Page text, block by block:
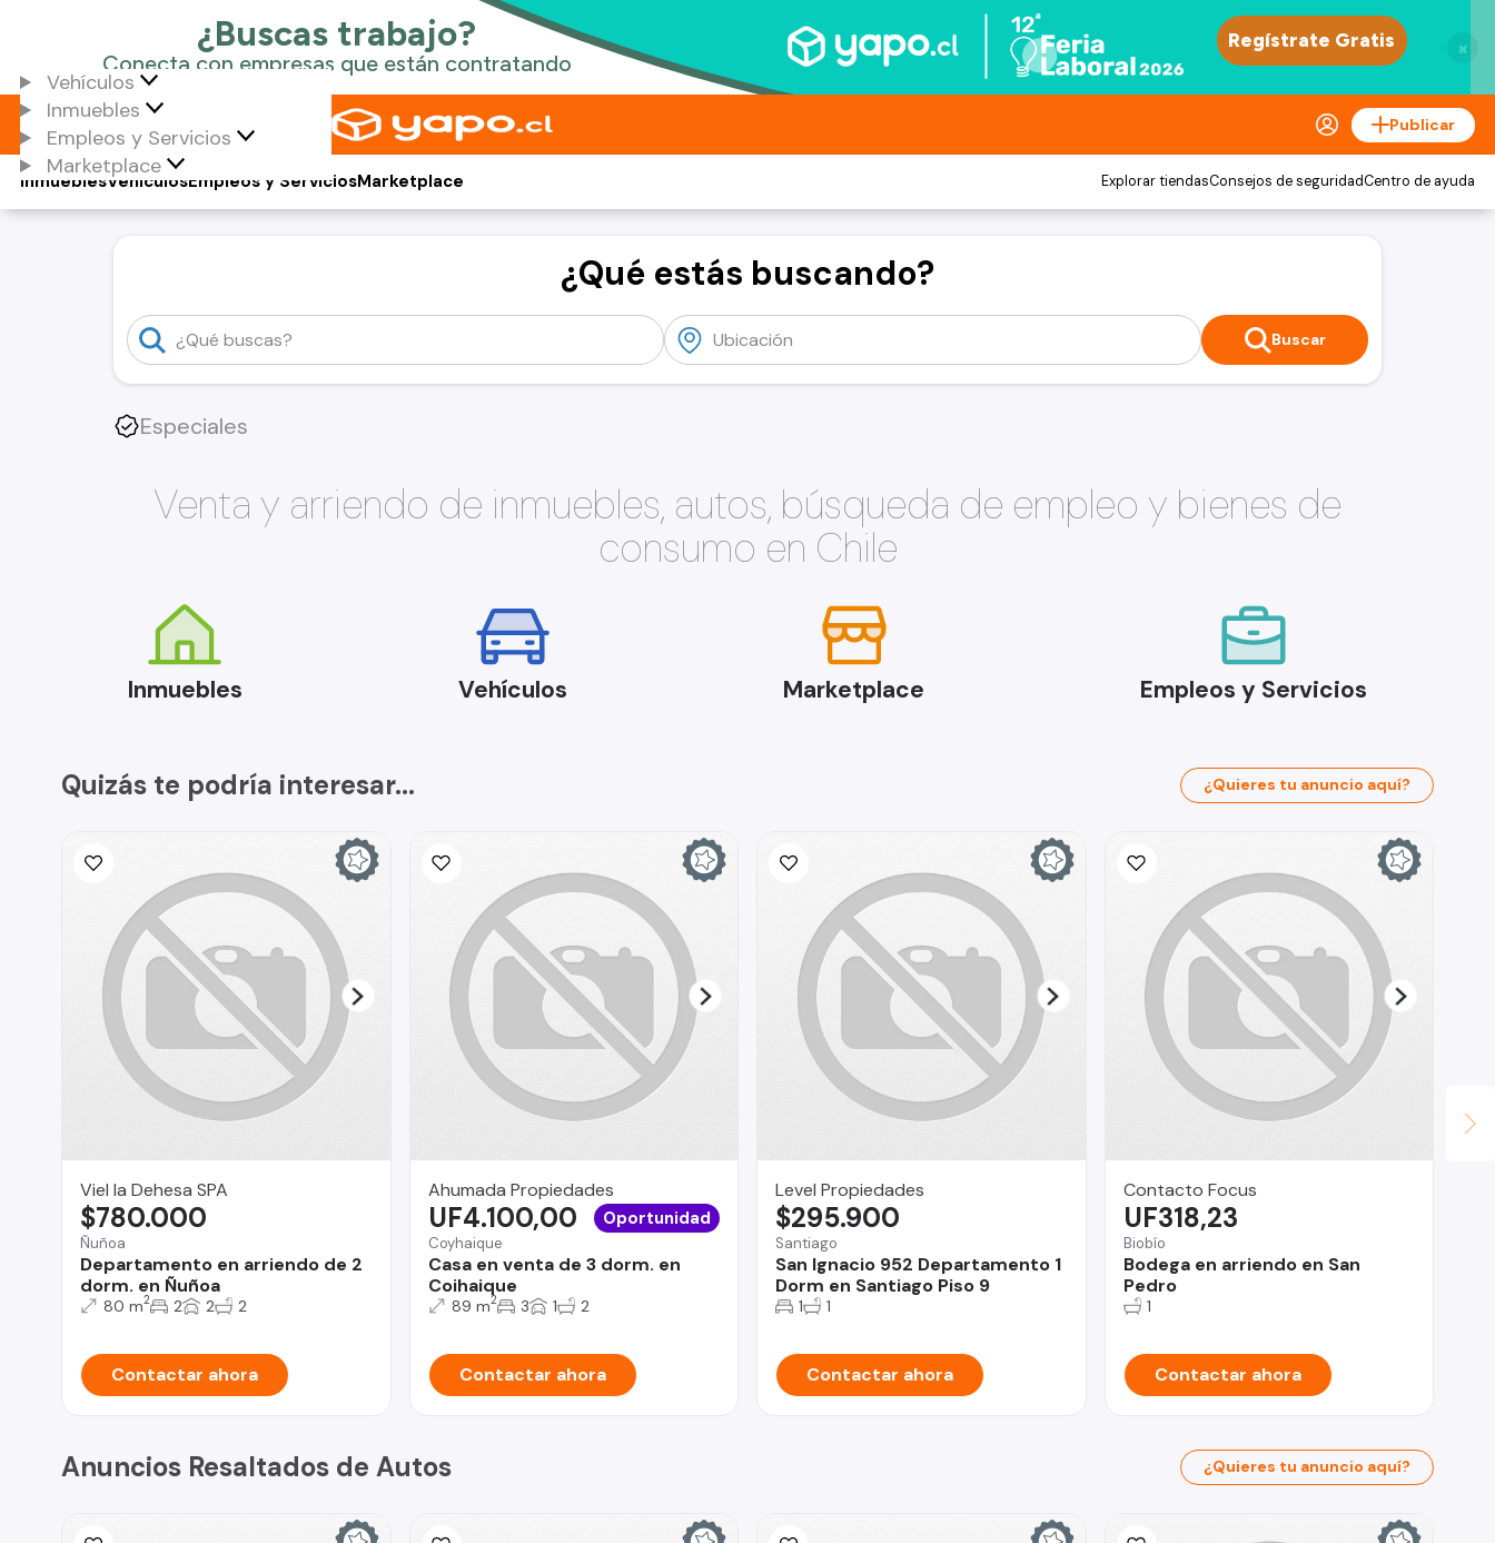
×
Vehículos
Inmuebles
Empleos y Servicios
Marketplace
Publicar
Vehículos
Inmuebles Empleos y ServiciosMarketplace Explorar tiendasConsejos de seguridadCentro de ayuda
¿Qué estás buscando?
Buscar
Especiales
Venta y arriendo de inmuebles, autos, búsqueda de empleo y bienes de
consumo en Chile
Inmuebles Vehículos Marketplace Empleos y Servicios
Quizás te podría interesar... ¿Quieres tu anuncio aquí?
Viel la Dehesa SPA
Ñuñoa
Departamento en arriendo de 2
dorm. en Ñuñoa
$780.000
80 m2 2 2 2
Contactar ahora
Ahumada Propiedades
Coyhaique
Casa en venta de 3 dorm. en
Coihaique
UF4.100,00 Oportunidad
89 m2 3 1 2
Contactar ahora
Level Propiedades
Santiago
San Ignacio 952 Departamento 1
Dorm en Santiago Piso 9
$295.900
1 1
Contactar ahora
Contacto Focus
Biobío
Bodega en arriendo en San
Pedro
UF318,23
1
Contactar ahora
Anuncios Resaltados de Autos ¿Quieres tu anuncio aquí?